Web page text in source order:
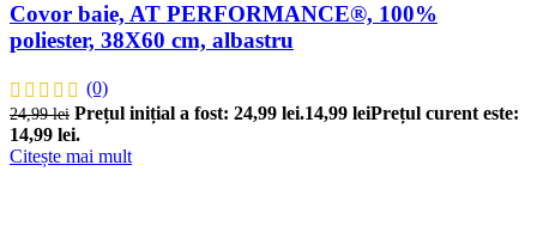
Covor baie, AT PERFORMANCE®, 100%
poliester, 38X60 cm, albastru
(0)
24,99lei Prețul inițial a fost: 24,99 lei.14,99 leiPrețul curent este:
14,99 lei.
Citește mai mult